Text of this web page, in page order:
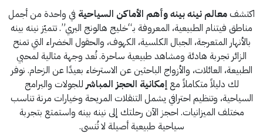
اكتشفمعالم نينه بينه وأهم الأماكن السياحية في واحدة من أجمل
مناطق فيتنام الطبيعية، المعروفة بـ“خليج هالونج البري”. تتميّز نينه بينه
بالأنهار المتعرجة، الجبال الكلسية، الكهوف، والحقول الخضراء التي تمنح
الزائر تجربة هادئة ومشاهد طبيعية ساحرة. تُعد وجهة مثالية لمحبي
الطبيعة، العائلات، والأزواج الباحثين عن الاسترخاء بعيدًا عن الزحام. نوفر
لك دليلاً متكاملاً معإمكانية الحجز المباشرللجولات والبرامج
السياحية، وتنظيم احترافي يشمل التنقلات المريحة وخيارات مرنة تناسب
مختلف الميزانيات. احجز الآن رحلتك إلى نينه بينه واستمتع بتجربة
سياحية طبيعية أصيلة لا تُنسى.